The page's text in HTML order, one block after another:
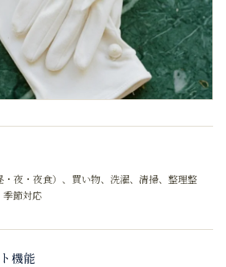
夜・夜食）、買い物、洗濯、清掃、整理整
季節対応
機能